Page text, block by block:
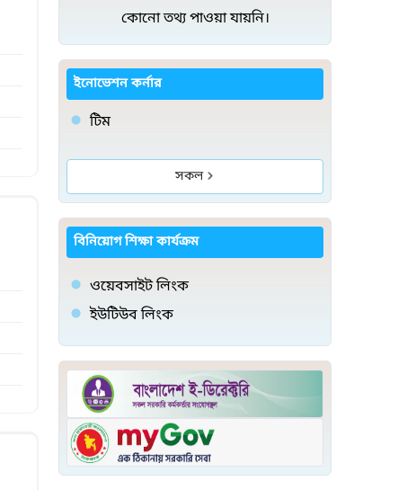
কোনো তথ্য পাওয়া যায়নি।
ইনোভেশন কর্নার
টিম
সকল
বিনিয়োগ শিক্ষা কার্যক্রম
ওয়েবসাইট লিংক
ইউটিউব লিংক